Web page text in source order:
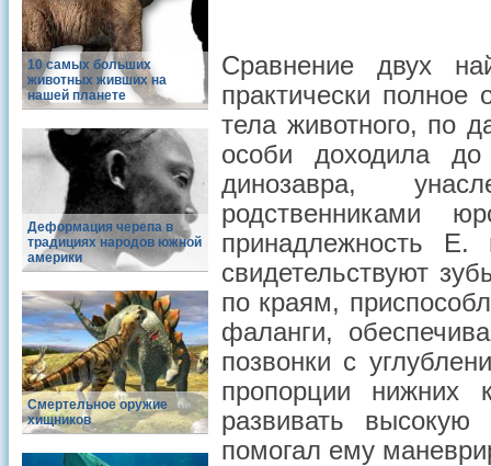
10 самых больших
животных живших на
нашей планете
Деформация черепа в
традициях народов южной
америки
Смертельное оружие
хищников
Сравнение двух
практически
тела животного, по
особи доходила
динозавра,
родственниками
принадлежность
свидетельствуют
по краям,
фаланги,
позвонки с
пропорции нижних
развивать
помогал ему